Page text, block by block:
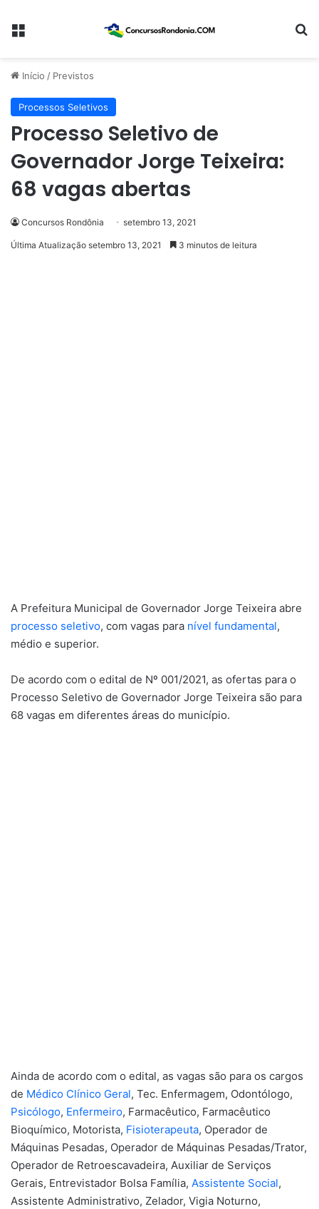
Menu
Início / Previstos
Processos Seletivos
Processo Seletivo de
Governador Jorge Teixeira:
68 vagas abertas
Concursos Rondônia setembro 13, 2021
Última Atualização setembro 13, 2021 3 minutos de leitura
A Prefeitura Municipal de Governador Jorge Teixeira abre
processo seletivo, com vagas para nível fundamental,
médio e superior.
De acordo com o edital de Nº 001/2021, as ofertas para o
Processo Seletivo de Governador Jorge Teixeira são para
68 vagas em diferentes áreas do município.
Ainda de acordo com o edital, as vagas são para os cargos
de Médico Clínico Geral, Tec. Enfermagem, Odontólogo,
Psicólogo, Enfermeiro, Farmacêutico, Farmacêutico
Bioquímico, Motorista, Fisioterapeuta, Operador de
Máquinas Pesadas, Operador de Máquinas Pesadas/Trator,
Operador de Retroescavadeira, Auxiliar de Serviços
Gerais, Entrevistador Bolsa Família, Assistente Social,
Assistente Administrativo, Zelador, Vigia Noturno,